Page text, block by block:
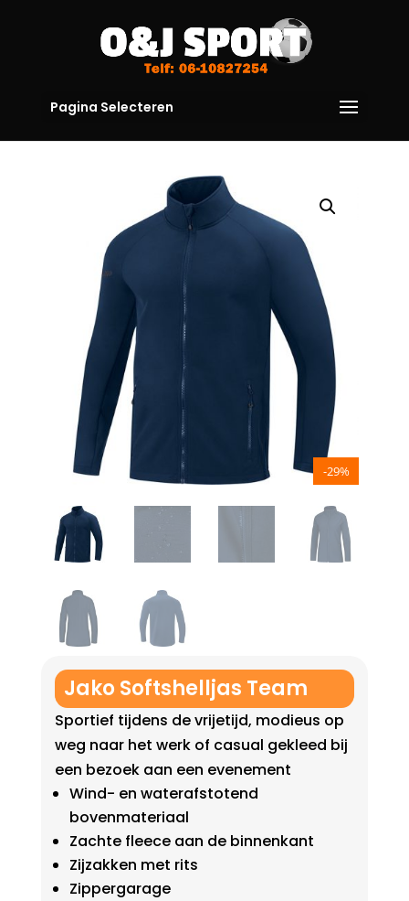
Pagina Selecteren
-29%
Jako Softshelljas Team
Sportief tijdens de vrijetijd, modieus op
weg naar het werk of casual gekleed bij
een bezoek aan een evenement
Wind- en waterafstotend
bovenmateriaal
Zachte fleece aan de binnenkant
Zijzakken met rits
Zippergarage